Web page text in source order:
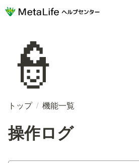
👮
トップ / 機能一覧
操作ログ